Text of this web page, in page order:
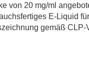
von 20 mg/ml
E-Liquid
gemäß CLP-